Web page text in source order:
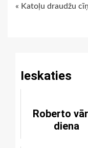
Continue
« Katoļu draudžu
Ieskaties
Roberto
diena